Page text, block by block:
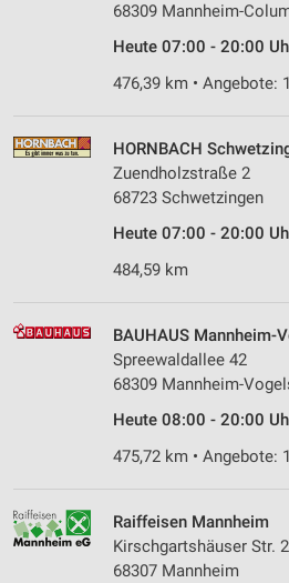
68309 Mannheim-
Heute 07:00 - 20:00
476,39 km • Angebote:
HORNBACH
Zuendholzstraße 2
68723 Schwetzingen
Heute 07:00 - 20:00
484,59 km
BAUHAUS Mannheim-
Spreewaldallee 42
68309 Mannheim-
Heute 08:00 - 20:00
475,72 km • Angebote:
Raiffeisen Mannheim
Kirschgartshäuser Str.
68307 Mannheim